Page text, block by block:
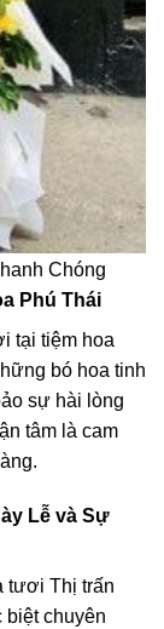
Chóng
Phú Thái
tại tiệm hoa
bó hoa tinh
sự hài lòng
tâm là cam
Lễ và Sự
tươi Thị trấn
biệt chuyên